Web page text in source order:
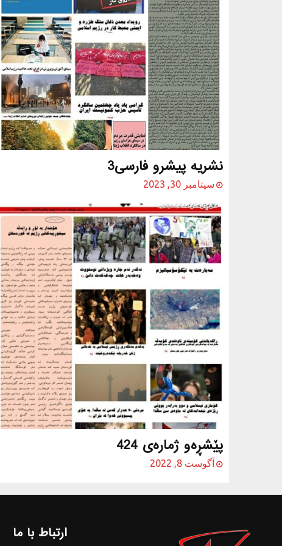
نشریه پیشرو فارسی3
سپتامبر 30, 2023
پێشڕه‌و ژماره‌ی 424
آگوست 8, 2022
ارتباط با ما